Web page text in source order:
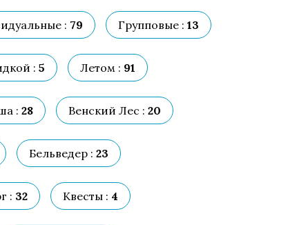
: 79 Групповые : 13
: 5 Летом : 91
: 28 Венский Лес : 20
Бельведер : 23
: 32 Квесты : 4